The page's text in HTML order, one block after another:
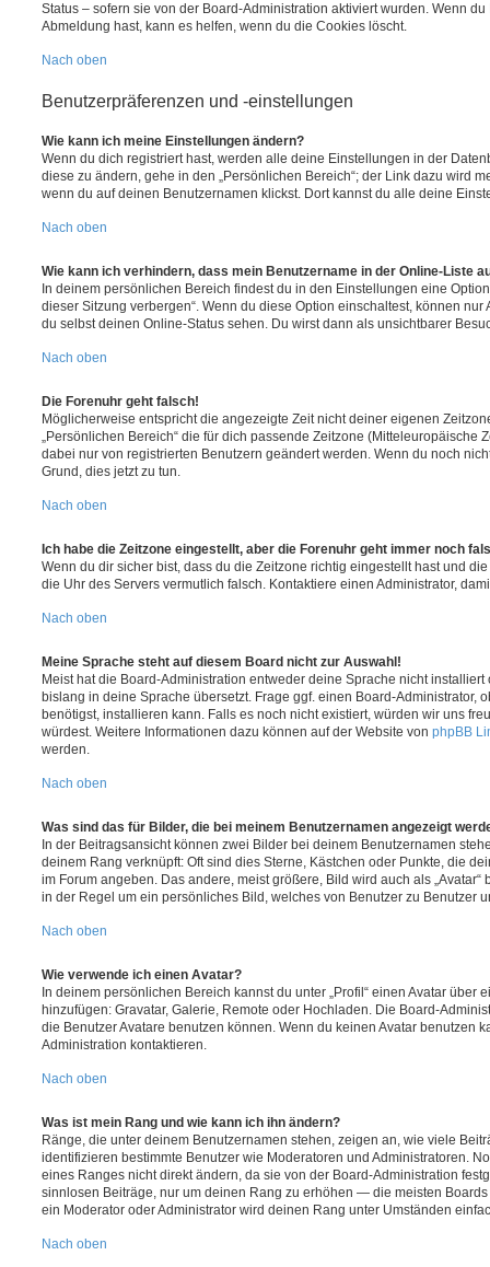
Status – sofern sie von der Board-Administration aktiviert wurden. Wenn
Abmeldung hast, kann es helfen, wenn du die Cookies löscht.
Nach oben
Benutzerpräferenzen und -einstellungen
Wie kann ich meine Einstellungen ändern?
Wenn du dich registriert hast, werden alle deine Einstellungen in der
diese zu ändern, gehe in den „Persönlichen Bereich“; der Link dazu wird
wenn du auf deinen Benutzernamen klickst. Dort kannst du alle deine
Nach oben
Wie kann ich verhindern, dass mein Benutzername in der Online-Liste
In deinem persönlichen Bereich findest du in den Einstellungen eine
dieser Sitzung verbergen“. Wenn du diese Option einschaltest, können
du selbst deinen Online-Status sehen. Du wirst dann als unsichtbarer
Nach oben
Die Forenuhr geht falsch!
Möglicherweise entspricht die angezeigte Zeit nicht deiner eigenen
„Persönlichen Bereich“ die für dich passende Zeitzone (Mitteleuropäische
dabei nur von registrierten Benutzern geändert werden. Wenn du noch
Grund, dies jetzt zu tun.
Nach oben
Ich habe die Zeitzone eingestellt, aber die Forenuhr geht immer noch
Wenn du dir sicher bist, dass du die Zeitzone richtig eingestellt hast und
die Uhr des Servers vermutlich falsch. Kontaktiere einen Administrator,
Nach oben
Meine Sprache steht auf diesem Board nicht zur Auswahl!
Meist hat die Board-Administration entweder deine Sprache nicht
bislang in deine Sprache übersetzt. Frage ggf. einen Board-Administrator,
benötigst, installieren kann. Falls es noch nicht existiert, würden wir uns
würdest. Weitere Informationen dazu können auf der Website von phpBB
werden.
Nach oben
Was sind das für Bilder, die bei meinem Benutzernamen angezeigt
In der Beitragsansicht können zwei Bilder bei deinem Benutzernamen
deinem Rang verknüpft: Oft sind dies Sterne, Kästchen oder Punkte, die
im Forum angeben. Das andere, meist größere, Bild wird auch als
in der Regel um ein persönliches Bild, welches von Benutzer zu Benutzer
Nach oben
Wie verwende ich einen Avatar?
In deinem persönlichen Bereich kannst du unter „Profil“ einen Avatar über
hinzufügen: Gravatar, Galerie, Remote oder Hochladen. Die Board-
die Benutzer Avatare benutzen können. Wenn du keinen Avatar benutzen
Administration kontaktieren.
Nach oben
Was ist mein Rang und wie kann ich ihn ändern?
Ränge, die unter deinem Benutzernamen stehen, zeigen an, wie viele
identifizieren bestimmte Benutzer wie Moderatoren und Administratoren.
eines Ranges nicht direkt ändern, da sie von der Board-Administration
sinnlosen Beiträge, nur um deinen Rang zu erhöhen — die meisten
ein Moderator oder Administrator wird deinen Rang unter Umständen
Nach oben